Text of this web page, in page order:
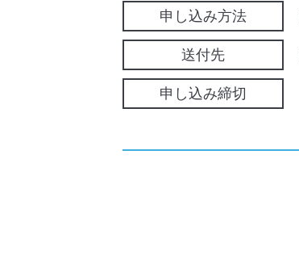
申し込み方法
送付先
申し込み締切